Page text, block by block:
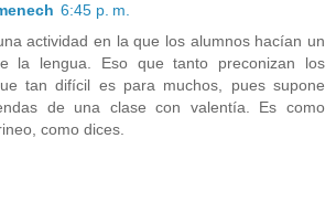
6:45 p. m.
actividad en la que los alumnos hacían un
la lengua. Eso que tanto preconizan los
tan difícil es para muchos, pues supone
de una clase con valentía. Es como
como dices.